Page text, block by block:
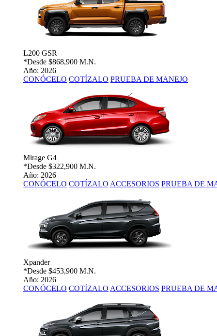
L200 GSR
*Desde $868,900 M.N.
Año: 2026
CONÓCELO COTÍZALO PRUEBA DE MANEJO
Mirage G4
*Desde $322,900 M.N.
Año: 2026
CONÓCELO COTÍZALO ACCESORIOS PRUEBA DE
Xpander
*Desde $453,900 M.N.
Año: 2026
CONÓCELO COTÍZALO ACCESORIOS PRUEBA DE